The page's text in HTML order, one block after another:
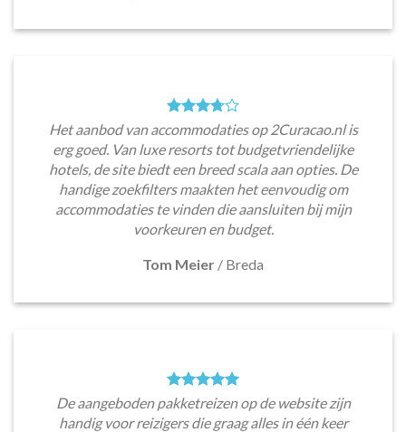
Het aanbod van accommodaties op 2Curacao.nl is
erg goed. Van luxe resorts tot budgetvriendelijke
hotels, de site biedt een breed scala aan opties. De
handige zoekfilters maakten het eenvoudig om
accommodaties te vinden die aansluiten bij mijn
voorkeuren en budget.
Tom Meier / Breda
De aangeboden pakketreizen op de website zijn
handig voor reizigers die graag alles in één keer